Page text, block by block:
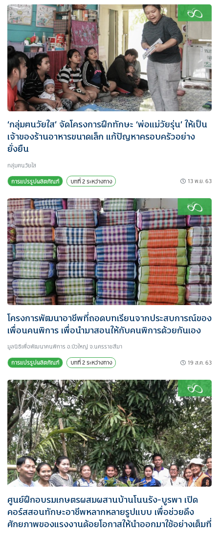
‘กลุ่มฅนวัยใส’ จัดโครงการฝึกทักษะ ‘พ่อแม่วัยรุ่น’ ให้เป็น
เจ้าของร้านอาหารขนาดเล็ก แก้ปัญหาครอบครัวอย่าง
ยั่งยืน
กลุ่มฅนวัยใส
การแปรรูปผลิตภัณฑ์
บทที่ 2 ระหว่างทาง 13 พ.ย. 63
โครงการพัฒนาอาชีพที่ถอดบทเรียนจากประสบการณ์ของ
เพื่อนคนพิการ เพื่อนำมาสอนให้กับคนพิการด้วยกันเอง
มูลนิธิเพื่อพัฒนาคนพิการ อ.บัวใหญ่ จ.นครราชสีมา
การแปรรูปผลิตภัณฑ์
บทที่ 2 ระหว่างทาง 19 ส.ค. 63
ศูนย์ฝึกอบรมเกษตรผสมผสานบ้านโนนรัง-บูรพา เปิด
คอร์สสอนทักษะอาชีพหลากหลายรูปแบบ เพื่อช่วยดึง
ศักยภาพของแรงงานด้อยโอกาสให้นำออกมาใช้อย่างเต็มที่